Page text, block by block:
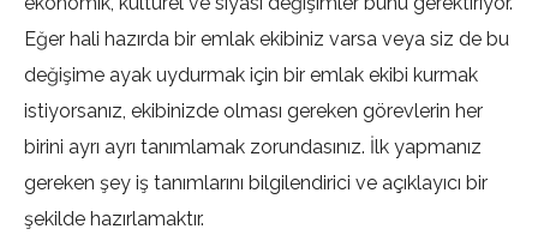
Eğer hali hazırda bir emlak ekibiniz varsa veya siz de bu
değişime ayak uydurmak için bir emlak ekibi kurmak
istiyorsanız, ekibinizde olması gereken görevlerin her
birini ayrı ayrı tanımlamak zorundasınız. İlk yapmanız
gereken şey iş tanımlarını bilgilendirici ve açıklayıcı bir
şekilde hazırlamaktır.